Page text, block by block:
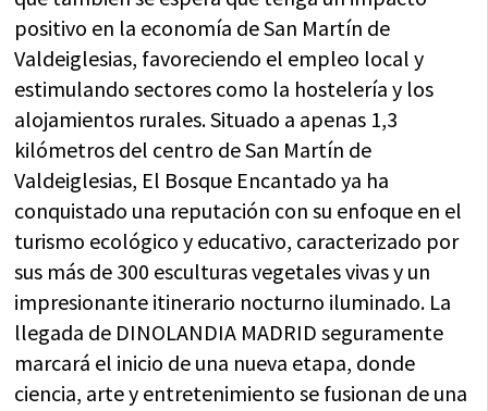
positivo en la economía de San Martín de
Valdeiglesias, favoreciendo el empleo local y
estimulando sectores como la hostelería y los
alojamientos rurales. Situado a apenas 1,3
kilómetros del centro de San Martín de
Valdeiglesias, El Bosque Encantado ya ha
conquistado una reputación con su enfoque en el
turismo ecológico y educativo, caracterizado por
sus más de 300 esculturas vegetales vivas y un
impresionante itinerario nocturno iluminado. La
llegada de DINOLANDIA MADRID seguramente
marcará el inicio de una nueva etapa, donde
ciencia, arte y entretenimiento se fusionan de una